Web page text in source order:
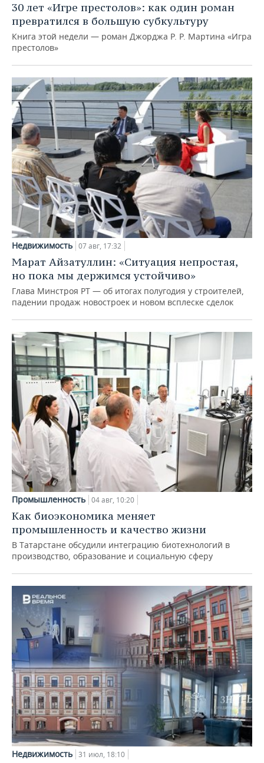
30 лет «Игре престолов»: как один роман
превратился в большую субкультуру
Книга этой недели — роман Джорджа Р. Р. Мартина «Игра
престолов»
Недвижимость 07 авг, 17:32
Марат Айзатуллин: «Ситуация непростая,
но пока мы держимся устойчиво»
Глава Минстроя РТ — об итогах полугодия у строителей,
падении продаж новостроек и новом всплеске сделок
Промышленность 04 авг, 10:20
Как биоэкономика меняет
промышленность и качество жизни
В Татарстане обсудили интеграцию биотехнологий в
производство, образование и социальную сферу
Недвижимость 31 июл, 18:10